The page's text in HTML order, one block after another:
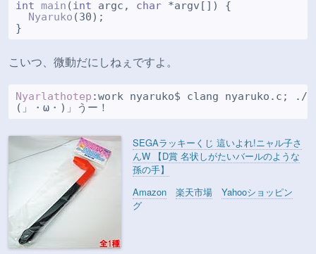
int main ( int argc, char *argv[]) {
Nyaruko (30);
こいつ、微動だにしねぇですよ。
Nyarlathotep :work nyaruko$ clang nyaruko.c; ./
SEGAラッキーくじ 這いよれ!ニャル子さ
んW 【D賞 名状しがたいバールのような
孫の手】
Amazon
楽天市場
Yahooショッピン
グ